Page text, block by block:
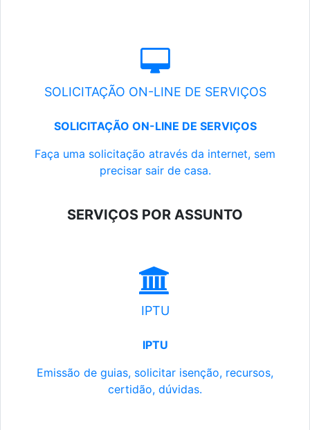
SOLICITAÇÃO ON-LINE DE SERVIÇOS
SOLICITAÇÃO ON-LINE DE SERVIÇOS
Faça uma solicitação através da internet, sem
precisar sair de casa.
SERVIÇOS POR ASSUNTO
IPTU
IPTU
Emissão de guias, solicitar isenção, recursos,
certidão, dúvidas.